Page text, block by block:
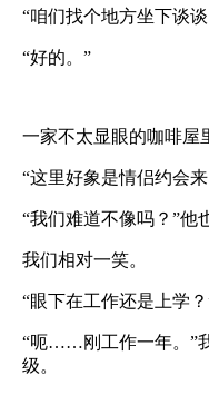
“咱们找个地方坐下谈谈
“好的。”
一家不太显眼的咖啡屋
“这里好象是情侣约会
“我们难道不像吗？”他
我们相对一笑。
“眼下在工作还是上学？
“呃……刚工作一年。”
级。